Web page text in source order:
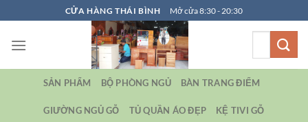
qua
nội
CỬA HÀNG THÁI BÌNH Mở cửa 8:30 - 20:30
SẢN PHẨM BỘ PHÒNG NGỦ BÀN TRANG ĐIỂM
GIƯỜNG NGỦ GỖ TỦ QUẦN ÁO ĐẸP KỆ TIVI GỖ